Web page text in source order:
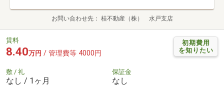
お問い合わせ先 桂不動産（株） 水戸支店
初期費用
を知りたい
賃料
8.40万円 / 管理費等 4000円
敷 / 礼
なし / 1ヶ月
保証金
なし